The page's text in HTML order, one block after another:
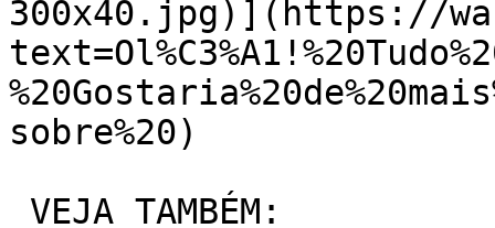
300x40.jpg)](https://
sobre%20)